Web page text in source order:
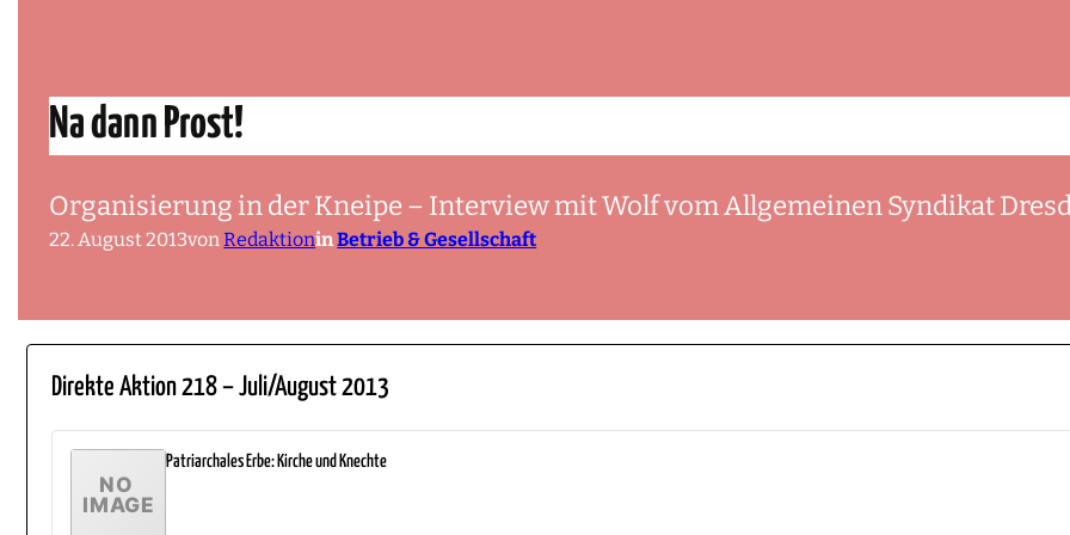
Na dann Prost!
Organisierung in der Kneipe – Interview mit Wolf vom Allgemeinen Syndikat
22. August 2013vonRedaktioninBetrieb & Gesellschaft
Direkte Aktion 218 – Juli/August 2013
Patriarchales Erbe: Kirche und Knechte